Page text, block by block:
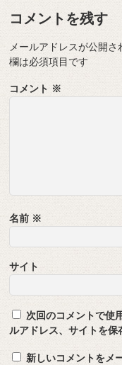
コメントを残す
メールアドレスが公開さ
欄は必須項目です
コメント ※
名前 ※
サイト
次回のコメントで使
ルアドレス、サイトを保
新しいコメントをメ